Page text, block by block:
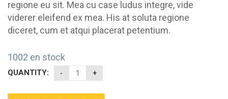
regione eu sit. Mea cu case ludus integre, vide
viderer eleifend ex mea. His at soluta regione
diceret, cum et atqui placerat petentium.
1002 en stock
QUANTITY: